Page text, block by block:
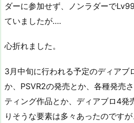
ダーに参加せず、ノンラダーで
ていましたが….
心折れました。
3月中旬に行われる予定のディアブ
か、PSVR2の発売とか、各種発売
ティング作品とか、ディアブロ4発
りそうな要素は多々あったのです